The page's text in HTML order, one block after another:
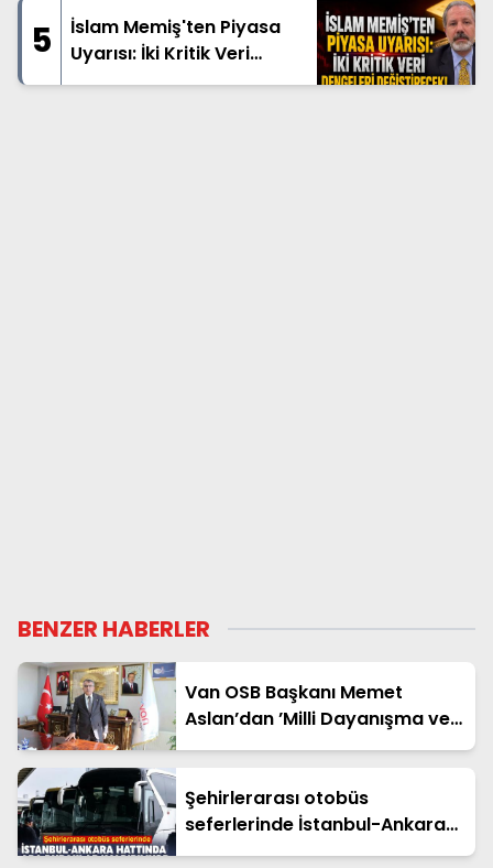
5
İslam Memiş'ten Piyasa
Uyarısı: İki Kritik Veri
Dengeleri Değiştirecek!
BENZER HABERLER
Van OSB Başkanı Memet
Aslan’dan ’Milli Dayanışma ve
Toplumsal Bütünleşme’ kanun
Şehirlerarası otobüs
seferlerinde İstanbul-Ankara
hattında ara duraklar